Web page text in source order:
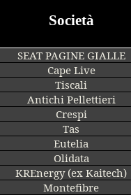
Società
SEAT PAGINE GIALLE
Cape Live
Tiscali
Antichi Pellettieri
Crespi
Tas
Eutelia
Olidata
KREnergy (ex Kaitech)
Montefibre